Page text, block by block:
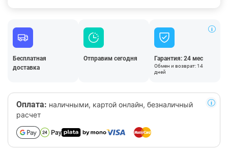
Бесплатная
доставка
Отправим сегодня Гарантия: 24 мес
Обмен и возврат: 14
дней
Оплата: наличными, картой онлайн, безналичный
расчет